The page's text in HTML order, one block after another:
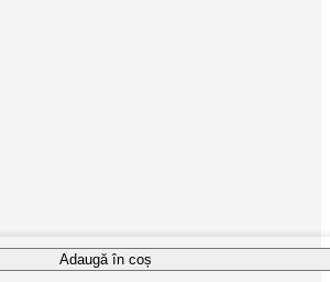
Adaugă în coș